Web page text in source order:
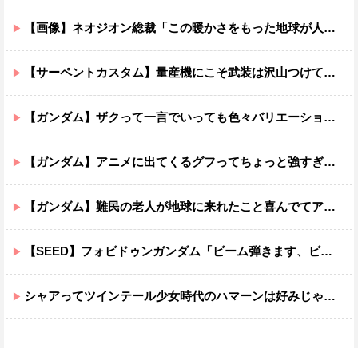
【画像】ネオジオン総裁「この暖かさをもった地球が人間さえ破壊するんだ（汗だく）」
【サーペントカスタム】量産機にこそ武装は沢山つけてほしいよね
【ガンダム】ザクって一言でいっても色々バリエーションがあるよね
【ガンダム】アニメに出てくるグフってちょっと強すぎじゃない？
【ガンダム】難民の老人が地球に来れたこと喜んでてアレ？連邦もやってることヤバくない？ってなる
【SEED】フォビドゥンガンダム「ビーム弾きます、ビーム曲げられます、空飛びます」←二世代目でこれ出来るのおかしいだろ
シャアってツインテール少女時代のハマーンは好みじゃなかったの？